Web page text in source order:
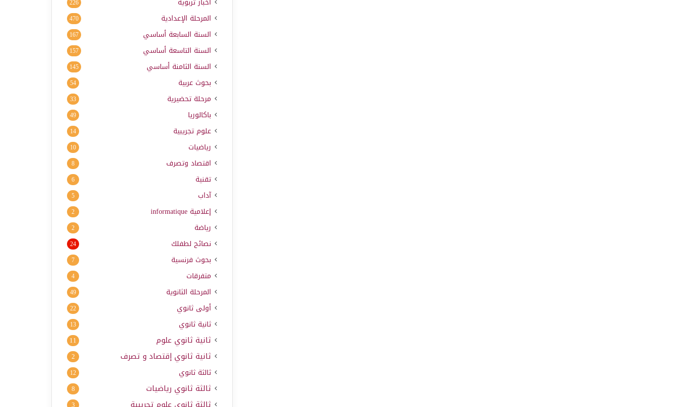
226
المرحلة الإعدادية 470
السنة السابعة أساسي 167
السنة التاسعة أساسي 157
السنة الثامنة أساسي 145
بحوث عربية 54
مرحلة تحضيرية 33
باكالوريا 49
علوم تجريبية 14
رياضيات 10
اقتصاد وتصرف 8
تقنية 6
آداب 5
إعلامية informatique
2
رياضة 2
نصائح لطفلك 24
بحوث فرنسية 7
متفرقات 4
المرحلة الثانوية 49
أولى ثانوي 22
ثانية ثانوي 13
ثانية ثانوي علوم 11
ثانية ثانوي إقتصاد و تصرف 2
ثالثة ثانوي 12
ثالثة ثانوي رياضيات 8